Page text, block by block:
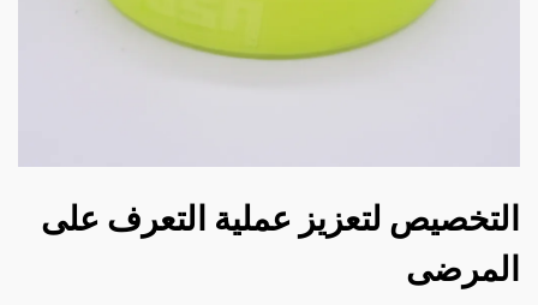
التخصيص لتعزيز عملية التعرف على
المرضى